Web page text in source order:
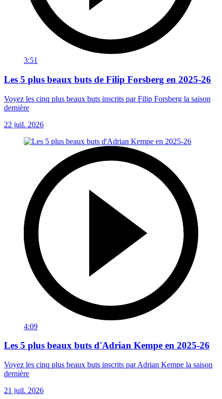
3:51
Les 5 plus beaux buts de Filip Forsberg en 2025-26
Voyez les cinq plus beaux buts inscrits par Filip Forsberg la saison
dernière
22 juil. 2026
4:09
Les 5 plus beaux buts d'Adrian Kempe en 2025-26
Voyez les cinq plus beaux buts inscrits par Adrian Kempe la saison
dernière
21 juil. 2026